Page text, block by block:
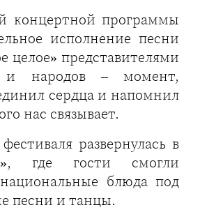
концертной программы
исполнение песни
представителями
и народов – момент,
сердца и напомнил
нас связывает.
развернулась в
где гости смогли
блюда под
песни и танцы.